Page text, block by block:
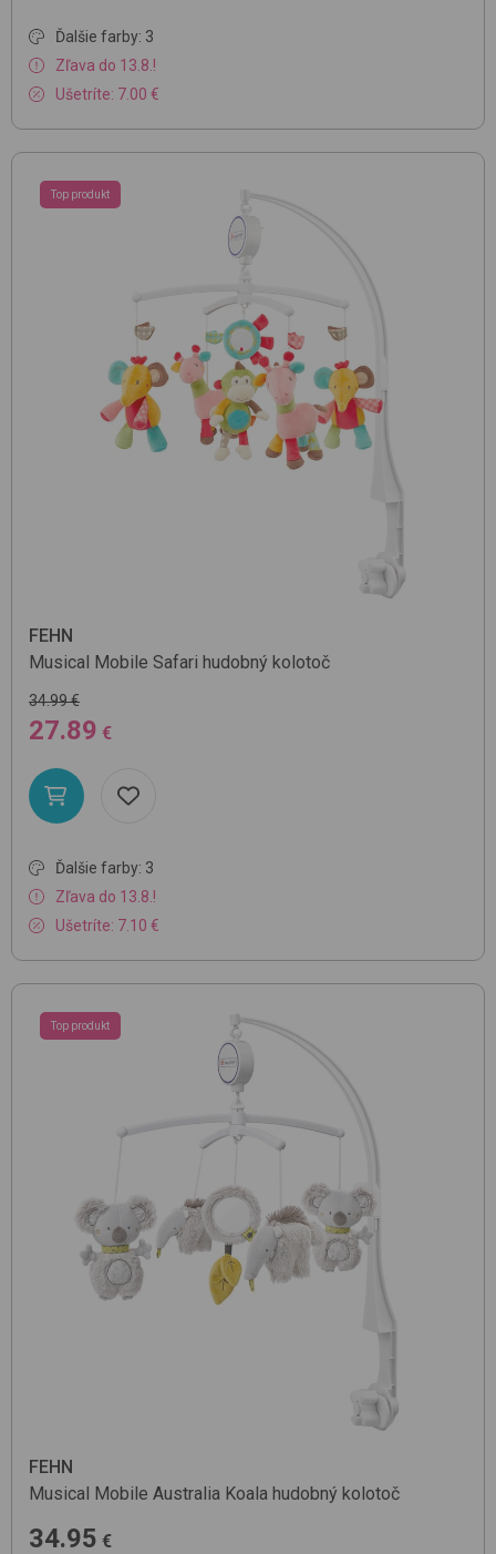
Ďalšie farby: 3
Zľava do 13.8.!
Ušetríte: 7.00 €
Top produkt
FEHN
Musical Mobile Safari hudobný kolotoč
34.99 €
27.89 €
Ďalšie farby: 3
Zľava do 13.8.!
Ušetríte: 7.10 €
Top produkt
FEHN
Musical Mobile Australia Koala hudobný kolotoč
34.95 €